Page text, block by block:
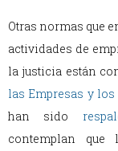
Otras normas que
actividades de
la justicia están
las Empresas y
han sido
contemplan que